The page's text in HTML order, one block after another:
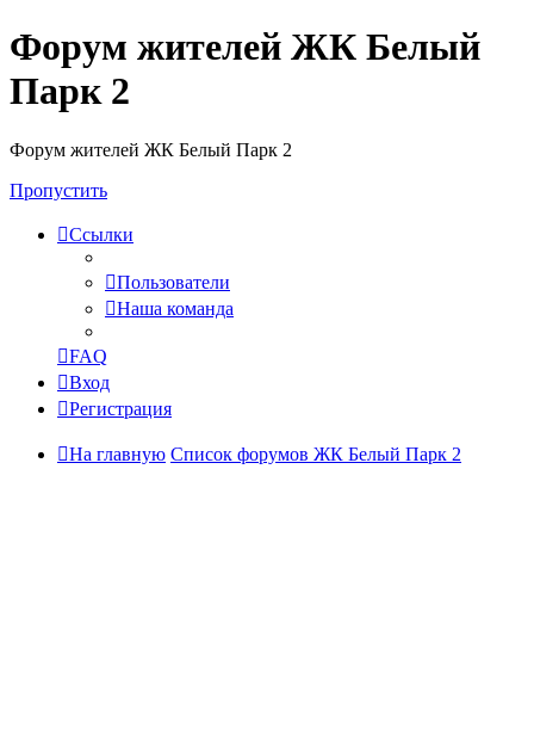
Форум жителей ЖК Белый
Парк 2
Форум жителей ЖК Белый Парк 2
Пропустить
Ссылки
Пользователи
Наша команда
FAQ
Вход
Регистрация
На главную Список форумов ЖК Белый Парк 2